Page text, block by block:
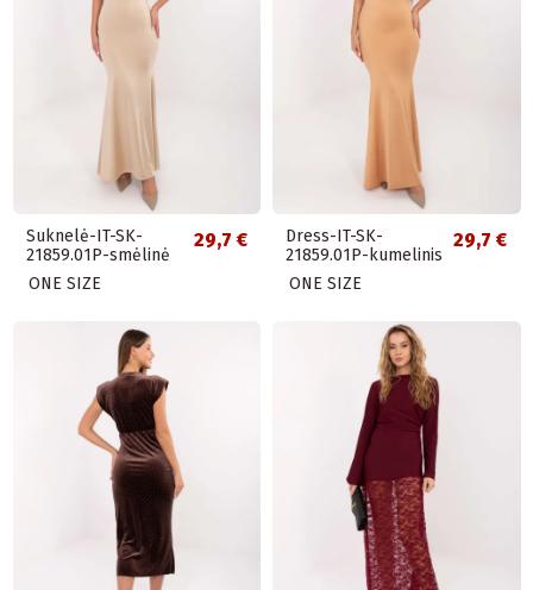
Suknelė-IT-SK-
21859.01P-smėlinė
29,7 €
ONE SIZE
Dress-IT-SK-
21859.01P-kumelinis
29,7 €
ONE SIZE